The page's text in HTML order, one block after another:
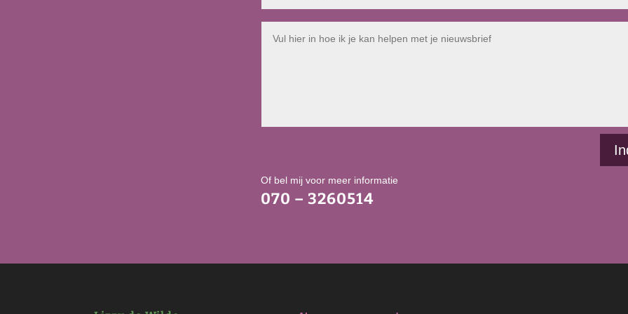
Of bel mij voor meer informatie
070 – 3260514